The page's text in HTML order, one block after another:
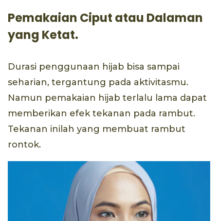
Pemakaian Ciput atau Dalaman
yang Ketat.
Durasi penggunaan hijab bisa sampai
seharian, tergantung pada aktivitasmu.
Namun pemakaian hijab terlalu lama dapat
memberikan efek tekanan pada rambut.
Tekanan inilah yang membuat rambut
rontok.